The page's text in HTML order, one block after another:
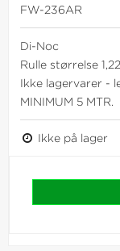
FW-236AR
Di-Noc
Rulle størrelse
Ikke lagervarer -
MINIMUM 5 MTR.
Ikke på lager